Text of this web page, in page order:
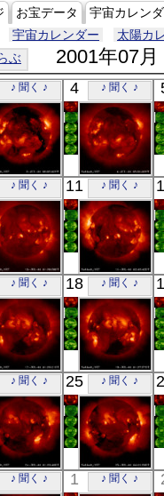
お宝データ
宇宙カレン
宇宙カレンダー
太陽カ
ぶ 2001年07月
♪ 聞く ♪
ようこう」
X線
4 ♪ 聞く ♪
「ようこう」
X線
♪ 聞く ♪
ようこう」
X線
11 ♪ 聞く ♪
「ようこう」
X線
♪ 聞く ♪
ようこう」
X線
18 ♪ 聞く ♪
「ようこう」
X線
♪ 聞く ♪
ようこう」
X線
25 ♪ 聞く ♪
「ようこう」
X線
♪ 聞く ♪ 1 ♪ 聞く ♪